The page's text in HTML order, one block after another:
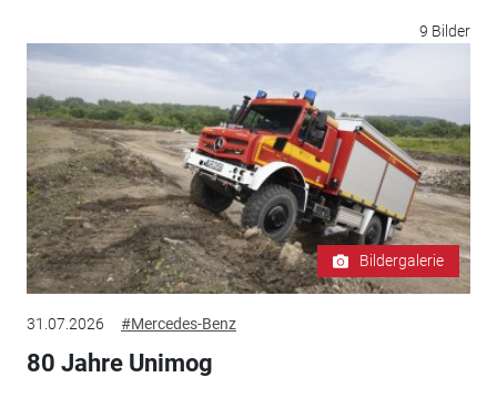
9 Bilder
Bildergalerie
31.07.2026 #Mercedes-Benz
80 Jahre Unimog